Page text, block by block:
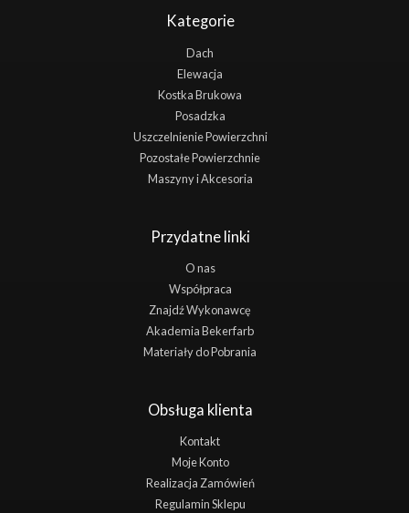
Kategorie
Dach
Elewacja
Kostka Brukowa
Posadzka
Uszczelnienie Powierzchni
Pozostałe Powierzchnie
Maszyny i Akcesoria
Przydatne linki
O nas
Współpraca
Znajdź Wykonawcę
Akademia Bekerfarb
Materiały do Pobrania
Obsługa klienta
Kontakt
Moje Konto
Realizacja Zamówień
Regulamin Sklepu